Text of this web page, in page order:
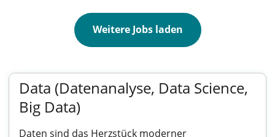
Weitere Jobs laden
Data (Datenanalyse, Data Science,
Big Data)
Daten sind das Herzstück moderner